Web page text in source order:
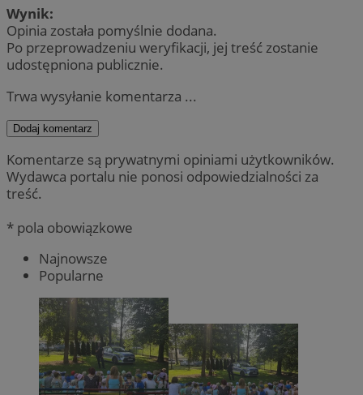
Wynik:
Opinia została pomyślnie dodana.
Po przeprowadzeniu weryfikacji, jej treść zostanie
udostępniona publicznie.
Trwa wysyłanie komentarza ...
Dodaj komentarz
Komentarze są prywatnymi opiniami użytkowników.
Wydawca portalu nie ponosi odpowiedzialności za
treść.
* pola obowiązkowe
Najnowsze
Popularne